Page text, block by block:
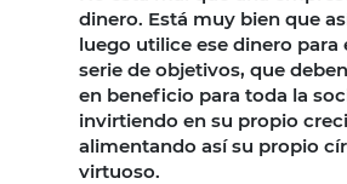
dinero. Está muy bien que
luego utilice ese dinero para
serie de objetivos, que
en beneficio para toda la
invirtiendo en su propio
alimentando así su propio
virtuoso.